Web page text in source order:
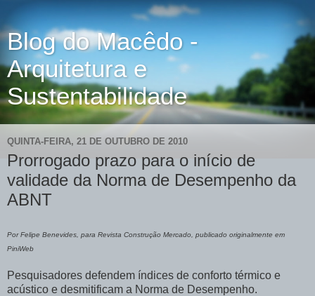
Blog do Macêdo -
Arquitetura e
Sustentabilidade
QUINTA-FEIRA, 21 DE OUTUBRO DE 2010
Prorrogado prazo para o início de
validade da Norma de Desempenho da
ABNT
Por Felipe Benevides, para Revista Construção Mercado, publicado originalmente em
PiniWeb
Pesquisadores defendem índices de conforto térmico e
acústico e desmitificam a Norma de Desempenho.